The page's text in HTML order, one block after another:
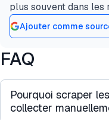
plus souvent dans les
Ajouter comme
FAQ
Pourquoi scraper
collecter